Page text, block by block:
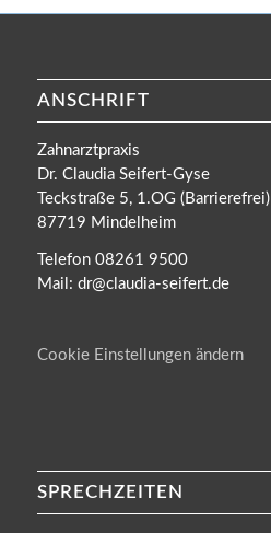
ANSCHRIFT
Zahnarztpraxis
Dr. Claudia Seifert-Gyse
Teckstraße 5, 1.OG (Barrierefrei)
87719 Mindelheim
Telefon 08261 9500
Mail: dr@claudia-seifert.de
Cookie Einstellungen ändern
SPRECHZEITEN